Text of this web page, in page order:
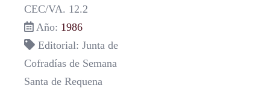
CEC/VA. 12.2
Año: 1986
Editorial: Junta de
Cofradías de Semana
Santa de Requena